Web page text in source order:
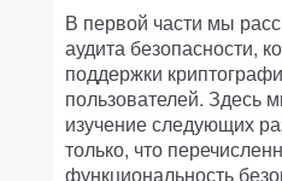
В первой части мы
аудита безопасности,
поддержки
пользователей. Здесь
изучение следующих
только, что
функциональность